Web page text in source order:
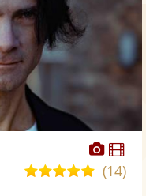
5,0(14)